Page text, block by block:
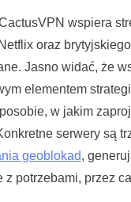
wspiera
oraz
Jasno widać, że
elementem
w jakim
serwery są
geoblokad,
potrzebami, przez